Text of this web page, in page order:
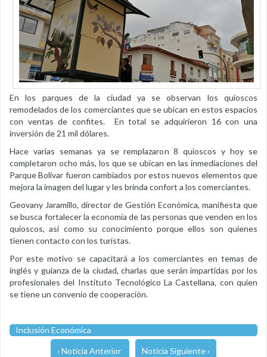
En los parques de la ciudad ya se observan los quioscos
remodelados de los comerciantes que se ubican en estos espacios
con ventas de confites. En total se adquirieron 16 con una
inversión de 21 mil dólares.
Hace varias semanas ya se remplazaron 8 quioscos y hoy se
completaron ocho más, los que se ubican en las inmediaciones del
Parque Bolívar fueron cambiados por estos nuevos elementos que
mejora la imagen del lugar y les brinda confort a los comerciantes.
Geovany Jaramillo, director de Gestión Económica, manifiesta que
se busca fortalecer la economía de las personas que venden en los
quioscos, así como su conocimiento porque ellos son quienes
tienen contacto con los turistas.
Por este motivo se capacitará a los comerciantes en temas de
inglés y guianza de la ciudad, charlas que serán impartidas por los
profesionales del Instituto Tecnológico La Castellana, con quien
se tiene un convenio de cooperación.
Inclusión Económica
‹ Noticia Anterior Noticia Siguiente ›